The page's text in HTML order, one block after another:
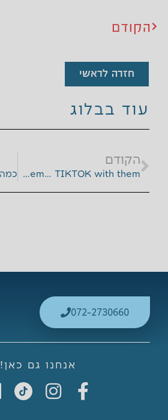
הקודם
חזרה לראשי
עוד בבלוג
הקודם
if you can’t beat them… TIKTOK with them
072-2730660
אנחנו גם כאן!